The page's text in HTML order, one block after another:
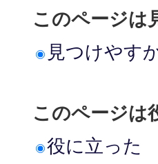
このページは
見つけやす
このページは
役に立った